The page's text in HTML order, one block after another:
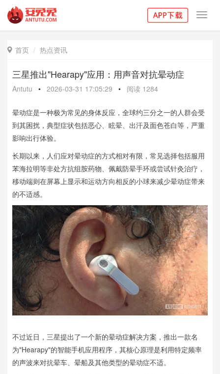
 首页 热点资讯
三星推出"Hearapy"应用：用声音对抗晕动症
Antutu • 2026-03-31 17:05:29 • 阅读 1284
晕动症是一种极为常见的身体反应，全球约三分之一的人群会受
到其困扰，典型症状包括恶心、眩晕、出汗及面色苍白等，严重
影响出行体验。
长期以来，人们应对晕动症的方式相对有限，常见选择包括服用
苯海拉明等非处方抗组胺药物、佩戴防晕手环或尝试针灸治疗，
移动端则在屏幕上显示和运动方向相反的小球来减少晕动症带来
的不适感。
不过近日，三星提出了一个新的晕动症解决方案，推出一款名
为"Hearapy"的智能手机应用程序，其核心原理是利用特定频率
的声波来对抗晕车、晕船及其他类型的晕动症不适。